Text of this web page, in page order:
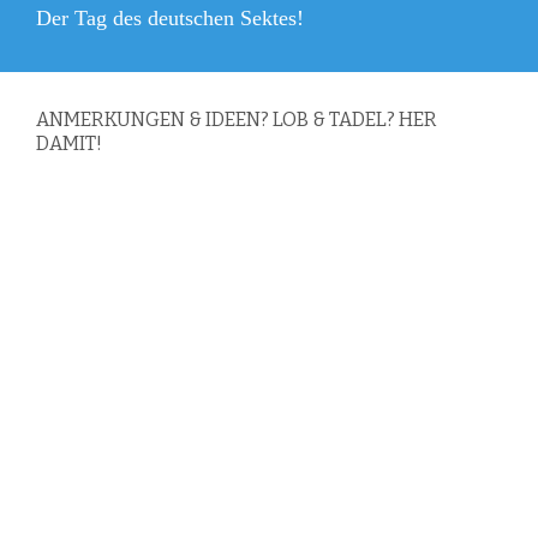
Nächster
Der Tag des deutschen Sektes!
ANMERKUNGEN & IDEEN? LOB & TADEL? HER
DAMIT!